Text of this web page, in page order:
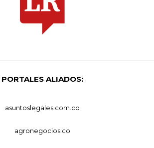
PORTALES ALIADOS:
asuntoslegales.com.co
agronegocios.co